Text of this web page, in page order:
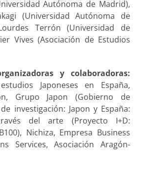
Autónoma de Madrid),
(Universidad Autónoma de
Terrón (Universidad de
Vives (Asociación de Estudios
y colaboradoras:
Japoneses en España,
Grupo Japon (Gobierno de
investigación: Japon y España:
del arte (Proyecto I+D:
Nichiza, Empresa Business
Services, Asociación Aragón-